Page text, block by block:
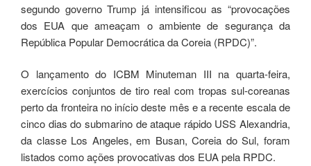
segundo governo Trump já intensificou as “provocações
dos EUA que ameaçam o ambiente de segurança da
República Popular Democrática da Coreia (RPDC)”.
O lançamento do ICBM Minuteman III na quarta-feira,
exercícios conjuntos de tiro real com tropas sul-coreanas
perto da fronteira no início deste mês e a recente escala de
cinco dias do submarino de ataque rápido USS Alexandria,
da classe Los Angeles, em Busan, Coreia do Sul, foram
listados como ações provocativas dos EUA pela RPDC.